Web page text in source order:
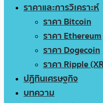
ราคาและการวิเคราะห์
ราคา Bitcoin
ราคา Ethereum
ราคา Dogecoin
ราคา Ripple
ปฏิทินเศรษฐกิจ
บทความ